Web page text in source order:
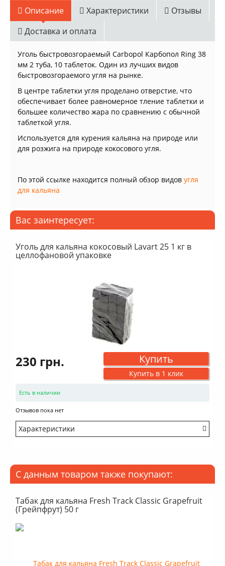
Описание Характеристики
Отзывы
Доставка и оплата
Уголь быстровозгораемый Carbopol Карбопол Ring 38
мм 2 туба, 10 таблеток. Один из лучших видов
быстровозгораемого угля на рынке.
В центре таблетки угля проделано отверстие, что
обеспечивает более равномерное тление таблетки и
большее количество жара по сравнению с обычной
таблеткой угля.
Используется для курения кальяна на природе или
для розжига на природе кокосового угля.
По этой ссылке находится полный обзор видов угля
для кальяна
Вас заинтересует:
Уголь для кальяна кокосовый Lavart 25 1 кг в
целлофановой упаковке
230 грн. Купить
Купить в 1 клик
Есть в наличии
Отзывов пока нет
Характеристики
Размер: 25 мм
В упаковке: 72 шт
Количество жара: Среднее
С данным товаром также покупают:
Табак для кальяна Fresh Track Classic Grapefruit
(Грейпфрут) 50 г